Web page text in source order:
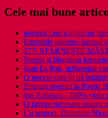
Cele mai bune
poemul care a ajuns pe
Ritmurile poeziei- iambul
277/ STÂRNEȘTE
Poezia şi libertatea
Ioan Es Pop, influential
O poezie care îți dă
Energia poeziei la Poetic
Ion Zubascu - 100% viata
O privire necesara asupra
Cu respect, Domnule